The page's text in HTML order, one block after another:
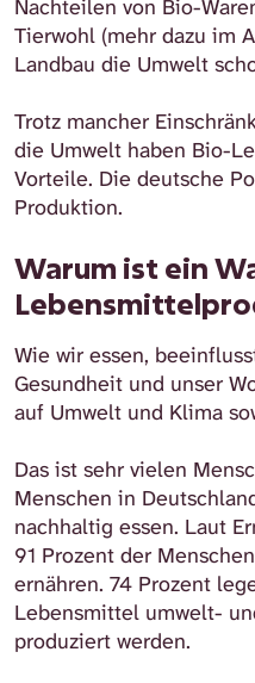
Nachteilen von Bio-
Tierwohl (mehr dazu im
Landbau die Umwelt
Trotz mancher
die Umwelt haben Bio-
Vorteile. Die deutsche
Produktion.
Warum ist ein
Wie wir essen,
Gesundheit und unser
auf Umwelt und Klima
Das ist sehr vielen
Menschen in
nachhaltig essen. Laut
91 Prozent der
ernähren. 74 Prozent
Lebensmittel umwelt-
produziert werden.